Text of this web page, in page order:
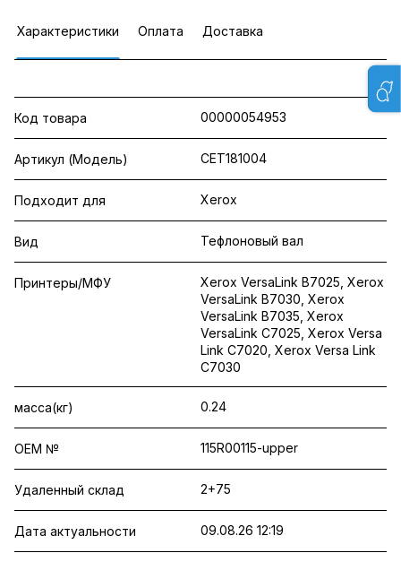
Характеристики Оплата Доставка
Код товара 00000054953
Артикул (Модель) CET181004
Подходит для Xerox
Вид Тефлоновый вал
Принтеры/МФУ
Xerox VersaLink B7025, Xerox
VersaLink B7030, Xerox
VersaLink B7035, Xerox
VersaLink C7025, Xerox Versa
Link C7020, Xerox Versa Link
C7030
масса(кг) 0.24
OEM № 115R00115-upper
Удаленный склад 2+75
Дата актуальности 09.08.26 12:19